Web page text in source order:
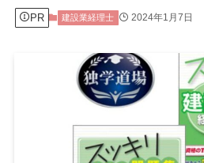
PR 建設業経理士 2024年1月7日